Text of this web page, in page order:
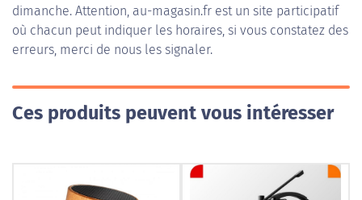
dimanche. Attention, au-magasin.fr est un site participatif
où chacun peut indiquer les horaires, si vous constatez des
erreurs, merci de nous les signaler.
Ces produits peuvent vous intéresser